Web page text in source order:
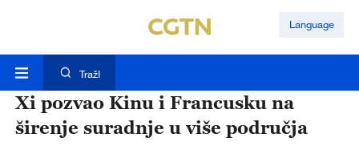
Language
TražI
Xi pozvao Kinu i Francusku na
širenje suradnje u više područja